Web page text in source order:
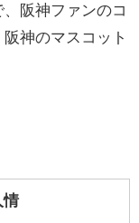
阪神ファンのコ
神のマスコット
情